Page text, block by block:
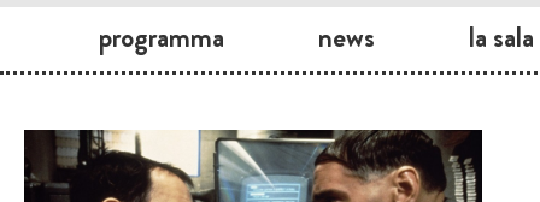
programma news la sala